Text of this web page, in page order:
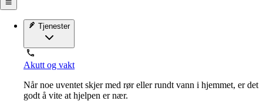
Tjenester
Akutt og vakt
Når noe uventet skjer med rør eller rundt vann i hjemmet, er det
godt å vite at hjelpen er nær.